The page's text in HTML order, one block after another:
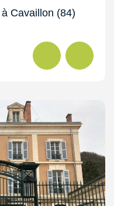
Cavaillon (84)